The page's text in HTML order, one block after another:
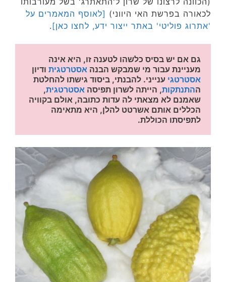
לכאורה בפרשת האי היווני) [לאוסף המאמרים על
'אתרוג פוליטי' באתר ייצור ידע, לחצו כאן].
מעניינת עבור מי שמבקש הבנה אסטרטגית ודיון
אסטרטגי
ההתנתקות, הייתה לשרון תפיסה אסטרטגית
לתפיסתו הכוללת.